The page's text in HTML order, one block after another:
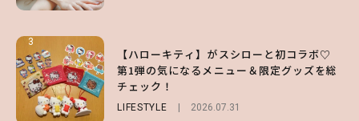
3
【ハローキティ】がスシローと初コラボ♡
第1弾の気になるメニュー＆限定グッズを総
チェック！
LIFESTYLE 2026.07.31
3
【スタバ】約160通りのカスタマイズができ
る⁉ 39店舗限定『My フルーツ³ フラペチー
ノ®』を徹底レポ♡
LIFESTYLE 2026.07.30
3
【谷まりあ】夏は“シアースカート”でさり
げなく肌見せ！透け感のニュアンスを楽しめ
るマストハブアイテム4選
FASHION 2026.07.19